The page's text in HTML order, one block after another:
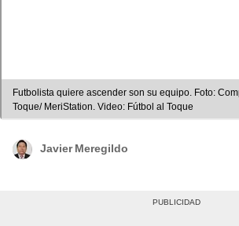
Futbolista quiere ascender son su equipo. Foto:
Toque/ MeriStation. Video: Fútbol al Toque
Javier Meregildo